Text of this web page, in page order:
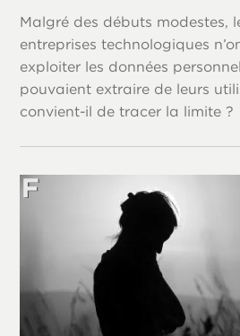
Malgré des débuts modestes,
entreprises technologiques
exploiter les données
pouvaient extraire de leurs
convient-il de tracer la limite ?